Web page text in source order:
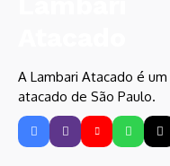
A Lambari Atacado é
atacado de São Paulo.